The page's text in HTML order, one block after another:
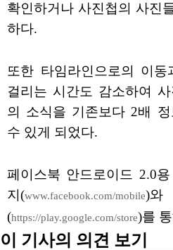
확인하거나 사진첩의 사진
하다.
또한 타임라인으로의 이
걸리는 시간도 감소하여
의 소식을 기존보다 2배
수 있게 되었다.
페이스북 안드로이드 2.0
지(www.facebook.com/mobile)
(https://play.google.com/store)를
이 기사의 의견 보기